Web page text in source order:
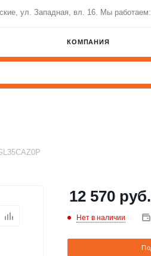
ул. Западная, вл. 16. Мы
КОМПАНИЯ
12 570 руб.
Нет в наличии